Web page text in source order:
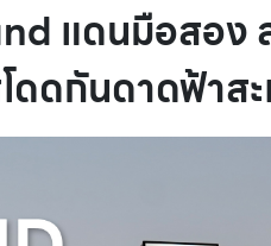
แดนมือสอง
ดดกันดาดฟ้าส